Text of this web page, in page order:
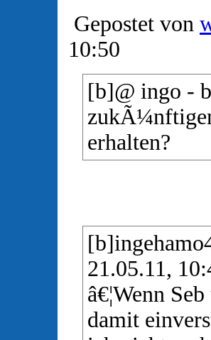
Gepostet von
10:50
[b]@ ingo -
erhalten?
21.05.11,
â€¦Wenn
damit